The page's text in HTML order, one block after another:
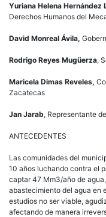
Yuriana Helena Hernández
Derechos Humanos del
David Monreal Ávila,
Rodrigo Reyes Mugüerza,
Maricela Dimas Reveles,
Zacatecas
Jan Jarab, Representante
ANTECEDENTES
Las comunidades del
10 años luchando contra el
captar 47 Mm3/año de
abastecimiento del agua en
estudios no ser viable,
afectando de manera